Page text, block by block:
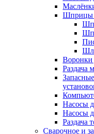
Шприцы
Воронки
Раздача
Насосы
Насосы
Раздача
Сварочное и